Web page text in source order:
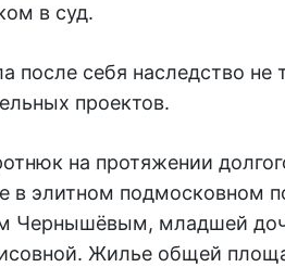
в суд.
после себя наследство
проектов.
на протяжении
в элитном подмосковном
Чернышёвым, младшей
Жилье общей